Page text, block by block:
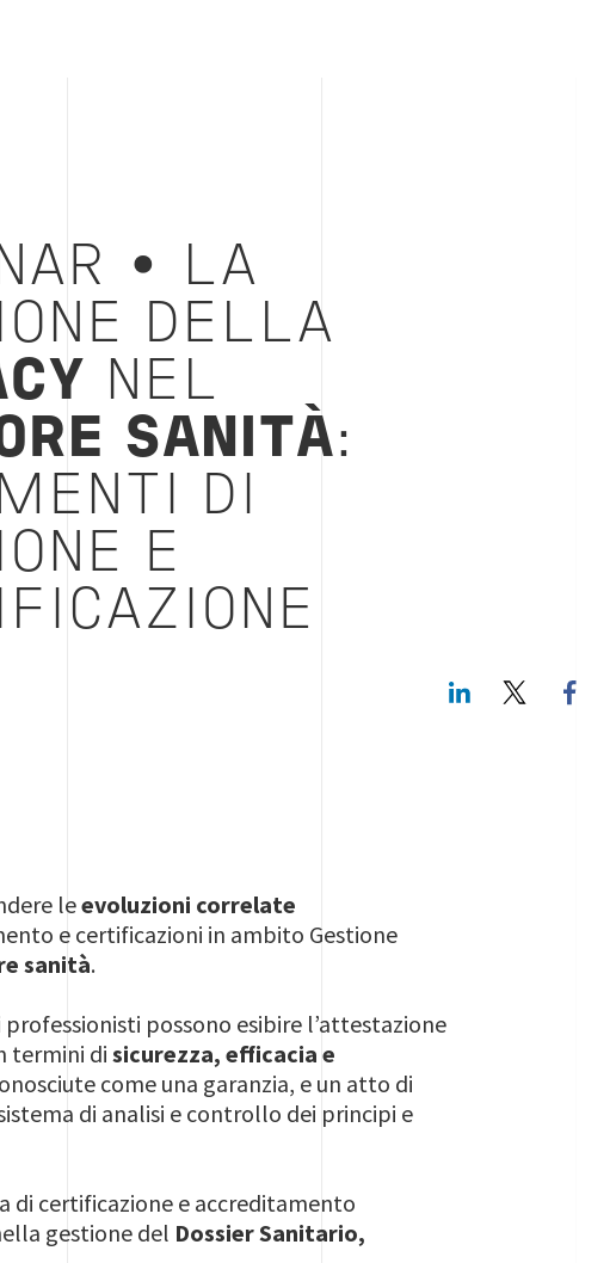
• LA
DELLA
NEL
SANITÀ:
DI
E
LinkedIn
leevoluzioni correlate
e certificazioni in ambito Gestione
sanità.
possono esibire l’attestazione
termini disicurezza, efficacia e
come una garanzia, e un atto di
di analisi e controllo dei principi e
di certificazione e accreditamento
gestione del Dossier Sanitario,